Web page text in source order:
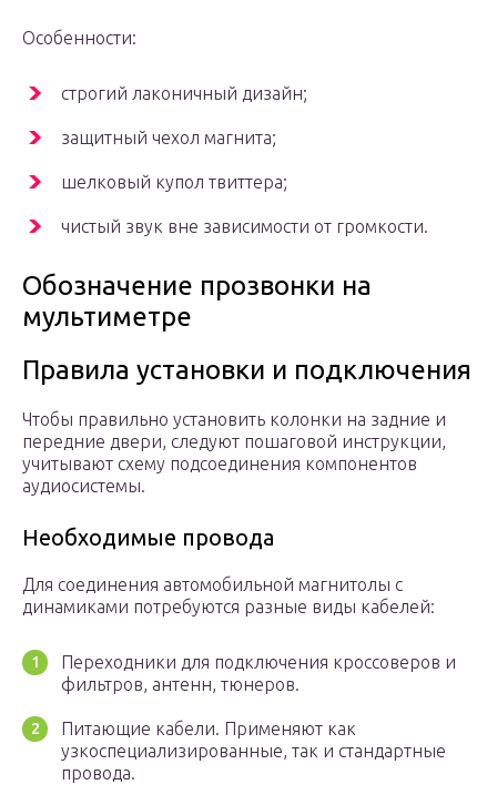
Особенности:
строгий лаконичный дизайн;
защитный чехол магнита;
шелковый купол твиттера;
чистый звук вне зависимости от громкости.
Обозначение прозвонки на
мультиметре
Правила установки и подключения
Чтобы правильно установить колонки на задние и
передние двери, следуют пошаговой инструкции,
учитывают схему подсоединения компонентов
аудиосистемы.
Необходимые провода
Для соединения автомобильной магнитолы с
динамиками потребуются разные виды кабелей:
Переходники для подключения кроссоверов и
фильтров, антенн, тюнеров.
Питающие кабели. Применяют как
узкоспециализированные, так и стандартные
провода.